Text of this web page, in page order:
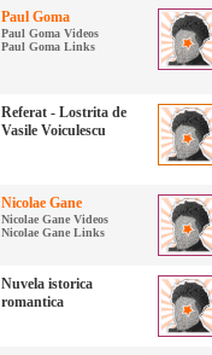
Paul Goma
Paul Goma Videos
Paul Goma Links
Referat - Lostrita de
Vasile Voiculescu
Nicolae Gane
Nicolae Gane Videos
Nicolae Gane Links
Nuvela istorica
romantica